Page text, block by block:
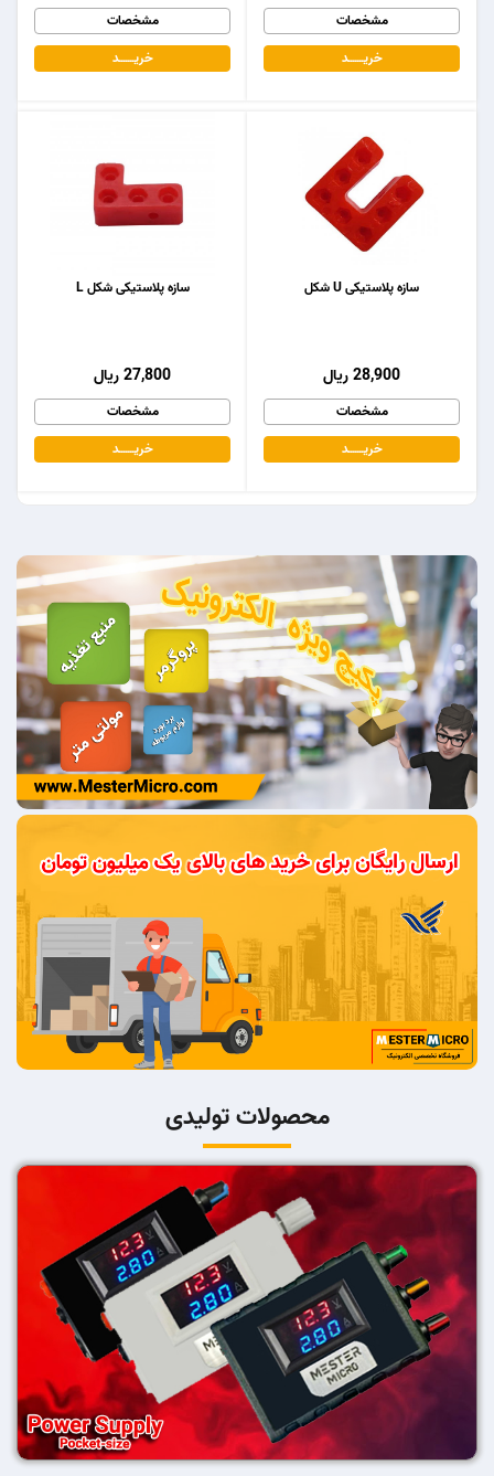
مشخصات
خریـــــــد
مشخصات
خریـــــــد
سازه پلاستیکی شکل L
27,800 ریال
مشخصات
خریـــــــد
سازه پلاستیکی U شکل
28,900 ریال
مشخصات
خریـــــــد
محصولات تولیدی